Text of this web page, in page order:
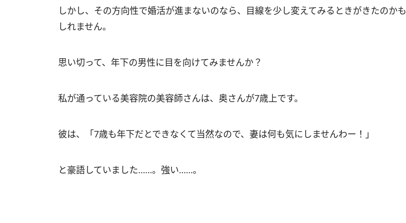
しかし、その方向性で婚活が進まないのなら、目線を少し変えてみるときがきたのかも
しれません。
思い切って、年下の男性に目を向けてみませんか？
私が通っている美容院の美容師さんは、奥さんが7歳上です。
彼は、「7歳も年下だとできなくて当然なので、妻は何も気にしませんわー！」
と豪語していました……。強い……。